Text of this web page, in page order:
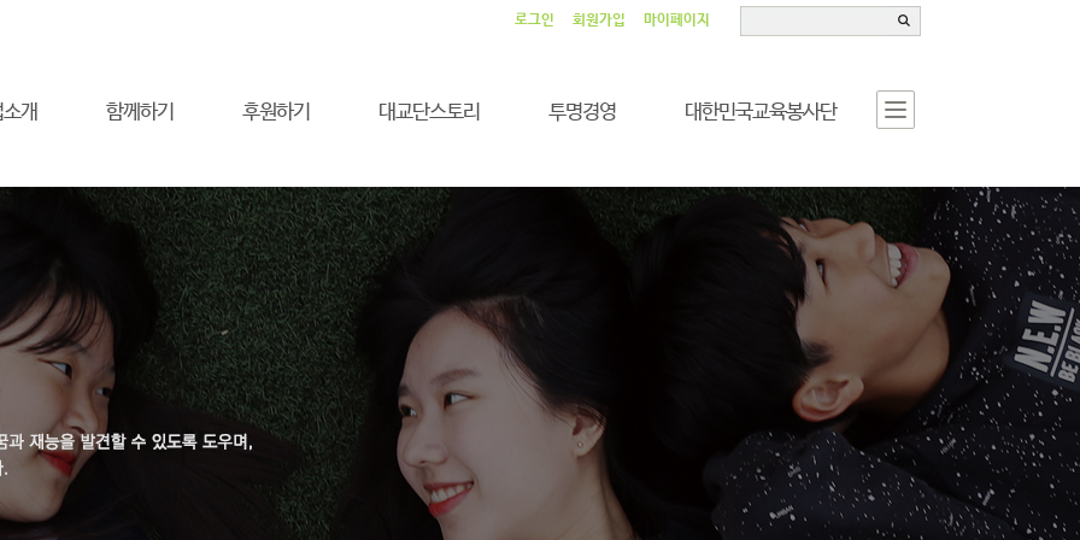
로그인 회원가입 마이페이지
개 함께하기 후원하기 대교단스토리 투명경영 대한민국교육봉사단